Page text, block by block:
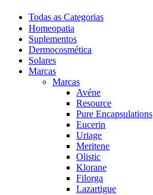
Todas as Categorias
Homeopatia
Suplementos
Dermocosmética
Solares
Marcas
Marcas
Avéne
Resource
Pure Encapsulations
Eucerin
Uriage
Meritene
Olistic
Klorane
Filorga
Lazartigue